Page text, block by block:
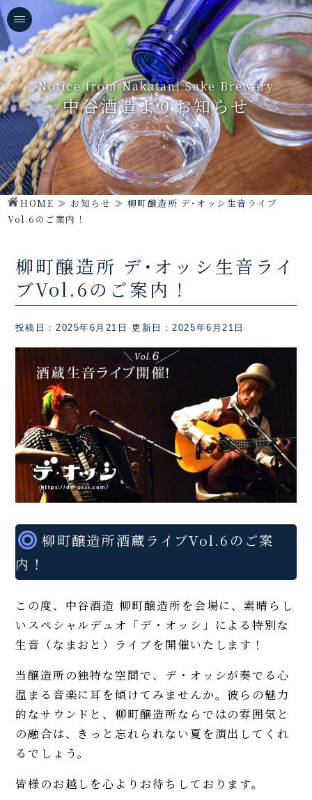
Notice from Nakatani Sake Brewery
中谷酒造よりお知らせ
HOME ≫ お知らせ ≫ 柳町醸造所 デ･オッシ生音ライブ
Vol.6のご案内！
柳町醸造所 デ･オッシ生音ライ
ブVol.6のご案内！
投稿日：2025年6月21日 更新日：2025年6月21日
柳町醸造所酒蔵ライブVol.6のご案
内！
この度、中谷酒造 柳町醸造所を会場に、素晴らし
いスペシャルデュオ「デ・オッシ」による特別な
生音（なまおと）ライブを開催いたします！
当醸造所の独特な空間で、デ・オッシが奏でる心
温まる音楽に耳を傾けてみませんか。彼らの魅力
的なサウンドと、柳町醸造所ならではの雰囲気と
の融合は、きっと忘れられない夏を演出してくれ
るでしょう。
皆様のお越しを心よりお待ちしております。